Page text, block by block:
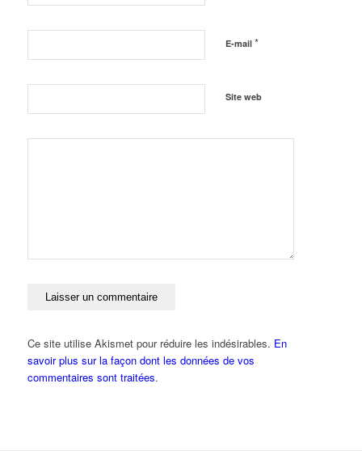
E-mail *
Site web
Ce site utilise Akismet pour réduire les indésirables. En
savoir plus sur la façon dont les données de vos
commentaires sont traitées.